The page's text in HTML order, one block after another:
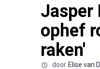
Jasper
ophef
raken'
door Elise van